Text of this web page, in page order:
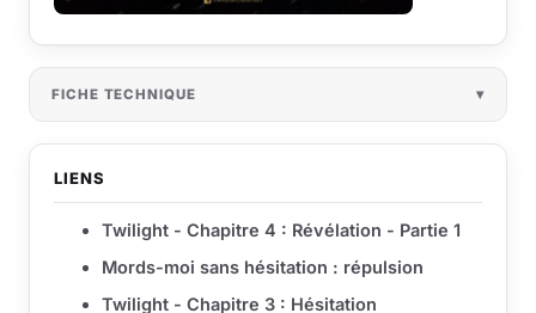
FICHE TECHNIQUE
LIENS
Twilight - Chapitre 4 : Révélation - Partie 1
Mords-moi sans hésitation : répulsion
Twilight - Chapitre 3 : Hésitation